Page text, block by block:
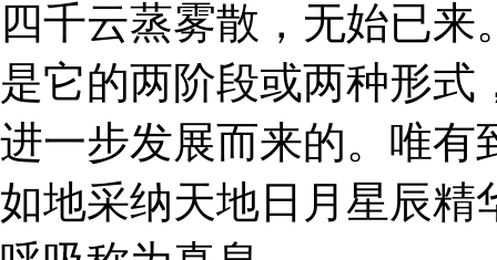
四千云蒸雾散，无始已
是它的两阶段或两种形
进一步发展而来的。唯有
如地采纳天地日月星辰精